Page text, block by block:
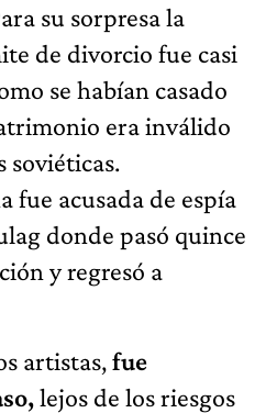
su sorpresa la
de divorcio fue casi
se habían casado
era inválido
soviéticas.
fue acusada de espía
donde pasó quince
y regresó a
artistas,fue
lejos de los riesgos